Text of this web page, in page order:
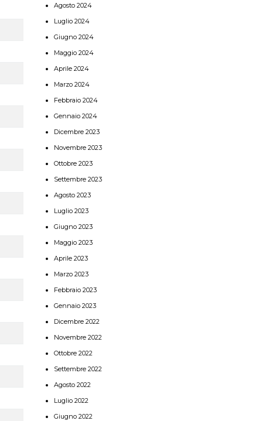
Agosto 2024
Luglio 2024
Giugno 2024
Maggio 2024
Aprile 2024
Marzo 2024
Febbraio 2024
Gennaio 2024
Dicembre 2023
Novembre 2023
Ottobre 2023
Settembre 2023
Agosto 2023
Luglio 2023
Giugno 2023
Maggio 2023
Aprile 2023
Marzo 2023
Febbraio 2023
Gennaio 2023
Dicembre 2022
Novembre 2022
Ottobre 2022
Settembre 2022
Agosto 2022
Luglio 2022
Giugno 2022